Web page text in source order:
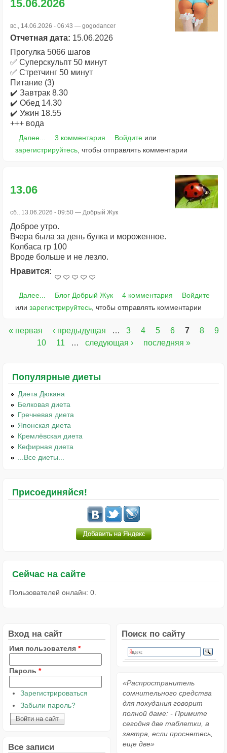
15.06.2026
вс., 14.06.2026 - 06:43 — gogodancer
Отчетная дата: 15.06.2026
Прогулка 5066 шагов
✅ Суперскульпт 50 минут
✅ Стретчинг 50 минут
Питание (3)
✔️ Завтрак 8.30
✔️ Обед 14.30
✔️ Ужин 18.55
+++ вода
Далее... 3 комментария Войдитеили
зарегистрируйтесь , чтобы отправлять комментарии
13.06
сб., 13.06.2026 - 09:50 — Добрый Жук
Доброе утро.
Вчера была за день булка и мороженное.
Колбаса гр 100
Вроде больше и не лезло.
Нравится:
Далее... Блог Добрый Жук 4 комментария
Войдите
или зарегистрируйтесь , чтобы отправлять комментарии
Страницы
« первая ‹ предыдущая … 3 4 5 6 7 8
9
10
11 … следующая › последняя »
Популярные диеты
Диета Дюкана
Белковая диета
Гречневая диета
Японская диета
Кремлёвская диета
Кефирная диета
...Все диеты...
Присоединяйся!
Сейчас на сайте
Пользователей онлайн: 0.
Вход на сайт
Имя пользователя *
Пароль *
Зарегистрироваться
Забыли пароль?
Все записи
Поиск по сайту
«Распространитель
сомнительного средства
для похудания говорит
полной даме: - Примите
сегодня две таблетки, а
завтра, если проснетесь,
еще две»